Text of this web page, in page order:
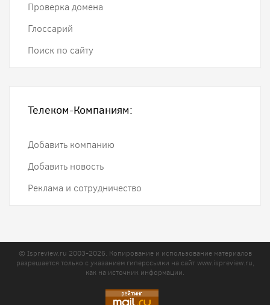
Проверка домена
Глоссарий
Поиск по сайту
Телеком-Компаниям:
Добавить компанию
Добавить новость
Реклама и сотрудничество
© Ispreview.ru 2003-2026. Копирование и использование материалов
разрешается только с указанием гиперссылки на сайтwww.ispreview.ru,
как на источник информации.